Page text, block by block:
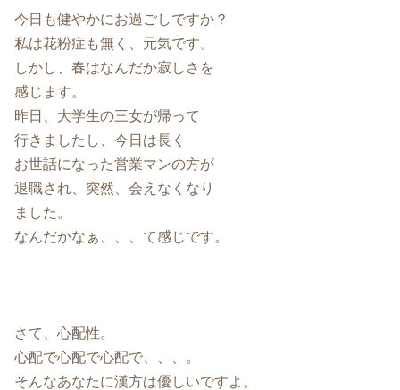
今日も健やかにお過ごしですか？
私は花粉症も無く、元気です。
しかし、春はなんだか寂しさを
感じます。
昨日、大学生の三女が帰って
行きましたし、今日は長く
お世話になった営業マンの方が
退職され、突然、会えなくなり
ました。
なんだかなぁ、、、て感じです。
さて、心配性。
心配で心配で心配で、、、。
そんなあなたに漢方は優しいですよ。